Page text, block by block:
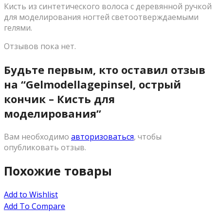
Кисть из синтетического волоса с деревянной ручкой
для моделирования ногтей светоотверждаемыми
гелями.
Отзывов пока нет.
Будьте первым, кто оставил отзыв
на “Gelmodellagepinsel, острый
кончик – Кисть для
моделирования”
Вам необходимо авторизоваться, чтобы
опубликовать отзыв.
Похожие товары
Add to Wishlist
Add To Compare